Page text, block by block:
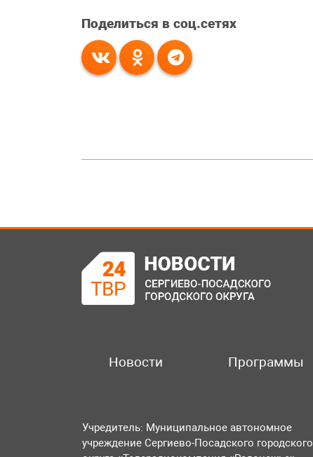
Поделиться в соц.сетях
Новости Программы
Учредитель: Муниципальное автономное
учреждение Сергиево-Посадского городского